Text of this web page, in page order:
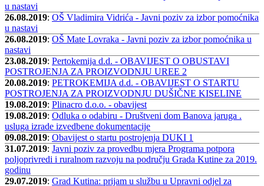
u nastavi
26.08.2019: OŠ Vladimira Vidrića - Javni poziv za izbor pomoćnika
u nastavi
26.08.2019: OŠ Mate Lovraka - Javni poziv za izbor pomoćnika u
nastavi
23.08.2019: Pertokemija d.d. - OBAVIJEST O OBUSTAVI
POSTROJENJA ZA PROIZVODNJU UREE 2
20.08.2019: PETROKEMIJA d.d. - OBAVIJEST O STARTU
POSTROJENJA ZA PROIZVODNJU DUŠIČNE KISELINE
19.08.2019: Plinacro d.o.o. - obavijest
19.08.2019: Odluka o odabiru - Društveni dom Banova jaruga .
usluga izrade izvedbene dokumentacije
09.08.2019: Obavijest o startu postrojenja DUKI 1
31.07.2019: Javni poziv za provedbu mjera Programa potpora
poljoprivredi i ruralnom razvoju na području Grada Kutine za 2019.
godinu
29.07.2019: Grad Kutina: prijam u službu u Upravni odjel za